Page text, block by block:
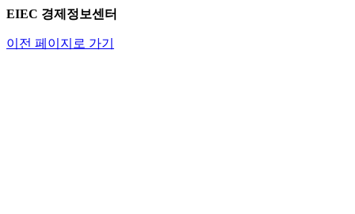
EIEC 경제정보센터
이전 페이지로 가기